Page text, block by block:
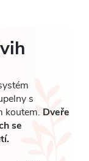
s
koutem. Dveře
se